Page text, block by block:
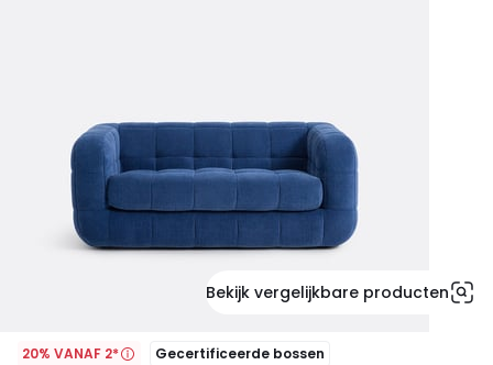
Bekijk vergelijkbare producten
20% VANAF 2*
Gecertificeerde bossen